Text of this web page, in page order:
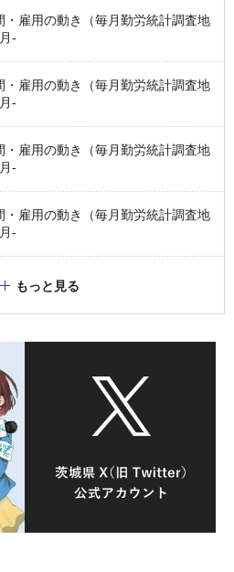
雇用の動き（毎月勤労統計調査地
-
雇用の動き（毎月勤労統計調査地
-
雇用の動き（毎月勤労統計調査地
-
雇用の動き（毎月勤労統計調査地
-
もっと見る